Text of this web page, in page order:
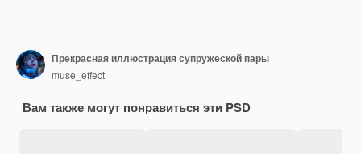
Прекрасная иллюстрация супружеской пары
muse_effect
Вам также могут понравиться эти PSD